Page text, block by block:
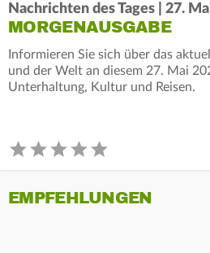
Nachrichten des Tages | 27.
MORGENAUSGABE
Informieren Sie sich über das
und der Welt an diesem 27. Mai
Unterhaltung, Kultur und Reisen.
EMPFEHLUNGEN